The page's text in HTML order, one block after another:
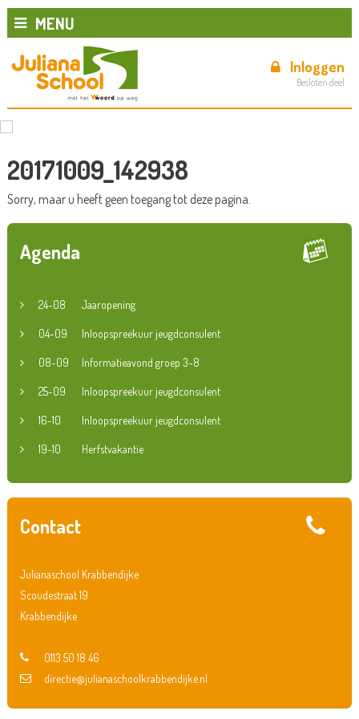
MENU
Inloggen
Besloten deel
20171009_142938
Sorry, maar u heeft geen toegang tot deze pagina.
Agenda
24-08 Jaaropening
04-09 Inloopspreekuur jeugdconsulent
08-09 Informatieavond groep 3-8
25-09 Inloopspreekuur jeugdconsulent
16-10 Inloopspreekuur jeugdconsulent
19-10 Herfstvakantie
Contact
Julianaschool Krabbendijke
Scoudestraat 19
Krabbendijke
0113 50 18 46
directie@julianaschoolkrabbendijke.nl